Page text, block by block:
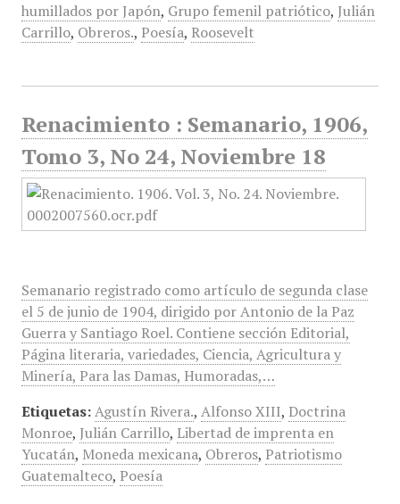
humillados por Japón, Grupo femenil patriótico, Julián
Carrillo, Obreros., Poesía, Roosevelt
Renacimiento : Semanario, 1906,
Tomo 3, No 24, Noviembre 18
Semanario registrado como artículo de segunda clase
el 5 de junio de 1904, dirigido por Antonio de la Paz
Guerra y Santiago Roel. Contiene sección Editorial,
Página literaria, variedades, Ciencia, Agricultura y
Minería, Para las Damas, Humoradas,…
Etiquetas: Agustín Rivera., Alfonso XIII, Doctrina
Monroe, Julián Carrillo, Libertad de imprenta en
Yucatán, Moneda mexicana, Obreros, Patriotismo
Guatemalteco, Poesía